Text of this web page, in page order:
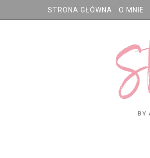
STRONA GŁÓWNA O MNIE